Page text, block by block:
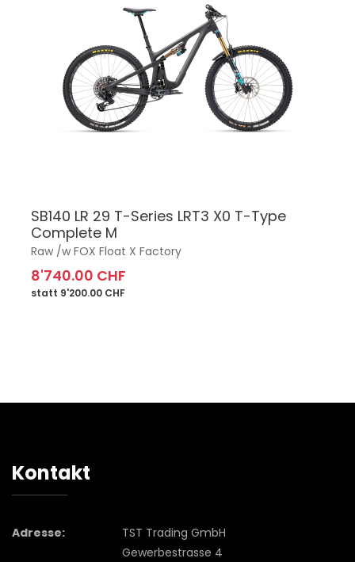
SB140 LR 29 T-Series LRT3 X0 T-Type
Complete M
Raw /w FOX Float X Factory
8'740.00 CHF
statt 9'200.00 CHF
Kontakt
Adresse:
TST Trading GmbH
Gewerbestrasse 4